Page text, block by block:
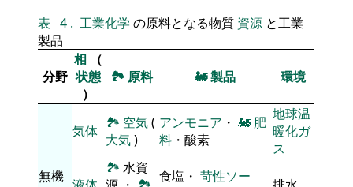
表 4 . 工業化学 の原料となる物質 資源 と工業
製品
分野
相
（
状態
）
🏞 原料 🚂製品 環境
無機
気体 🏞 空気(
大気)
アンモニア ・ 🚂 肥
料 ・酸素
地球温
暖化ガ
ス
🏞 水資
食塩・ 苛性ソー